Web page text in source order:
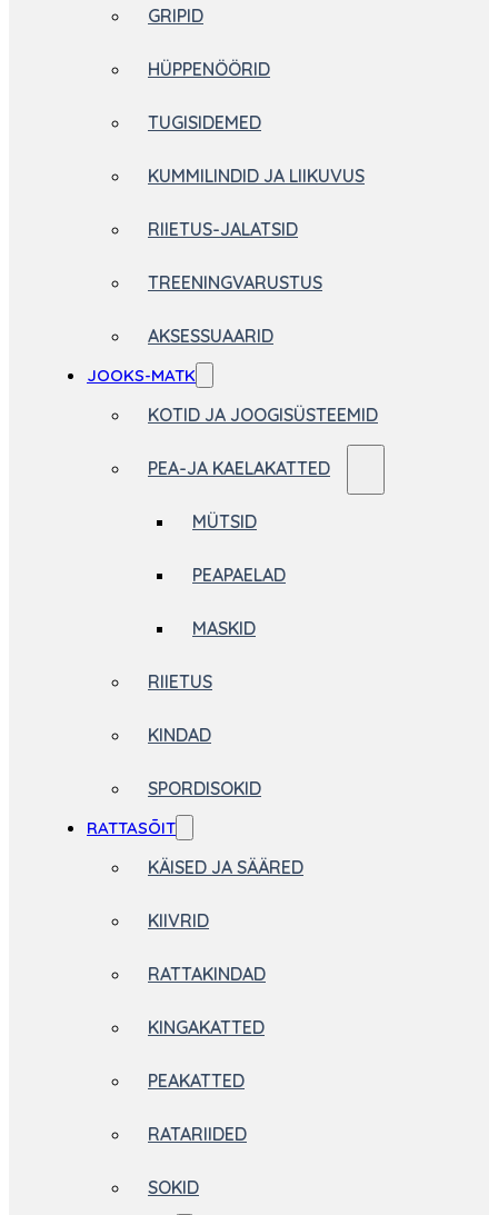
GRIPID
HÜPPENÖÖRID
TUGISIDEMED
KUMMILINDID JA LIIKUVUS
RIIETUS-JALATSID
TREENINGVARUSTUS
AKSESSUAARID
JOOKS-MATK
KOTID JA JOOGISÜSTEEMID
PEA-JA KAELAKATTED
MÜTSID
PEAPAELAD
MASKID
RIIETUS
KINDAD
SPORDISOKID
RATTASÕIT
KÄISED JA SÄÄRED
KIIVRID
RATTAKINDAD
KINGAKATTED
PEAKATTED
RATARIIDED
SOKID